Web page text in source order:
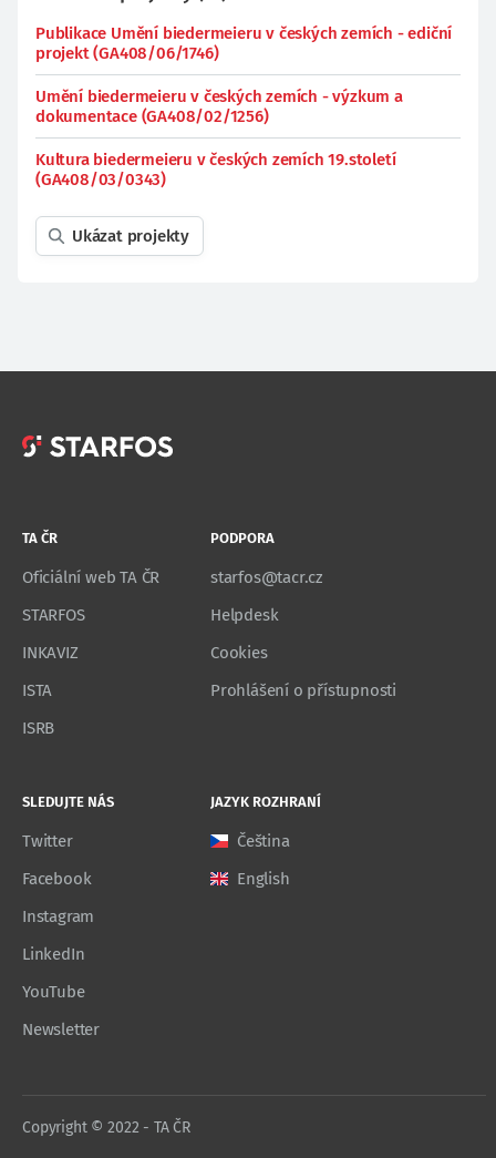
Publikace Umění biedermeieru v českých zemích - ediční
projekt (GA408/06/1746)
Umění biedermeieru v českých zemích - výzkum a
dokumentace (GA408/02/1256)
Kultura biedermeieru v českých zemích 19.století
(GA408/03/0343)
Ukázat projekty
TA ČR
Oficiální web TA ČR
STARFOS
INKAVIZ
ISTA
ISRB
PODPORA
starfos@tacr.cz
Helpdesk
Cookies
Prohlášení o přístupnosti
SLEDUJTE NÁS
Twitter
Facebook
Instagram
LinkedIn
YouTube
Newsletter
JAZYK ROZHRANÍ
Čeština
English
Copyright © 2022 - TA ČR